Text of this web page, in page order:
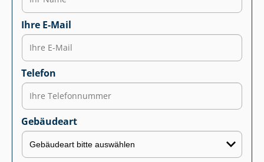
Ihre E-Mail
Telefon
Gebäudeart